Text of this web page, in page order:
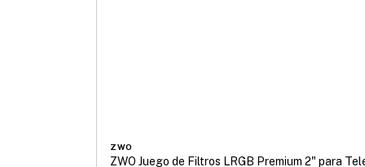
ZWO
ZWO Juego de Filtros LRGB Premium 2" para